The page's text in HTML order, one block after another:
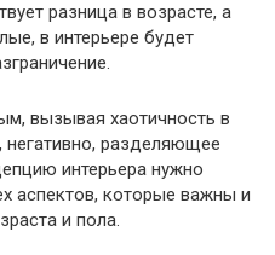
разница в возрасте, а
в интерьере будет
вызывая хаотичность в
негативно, разделяющее
интерьера нужно
аспектов, которые важны и
и пола.